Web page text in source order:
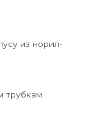
из норил-
трубкам.